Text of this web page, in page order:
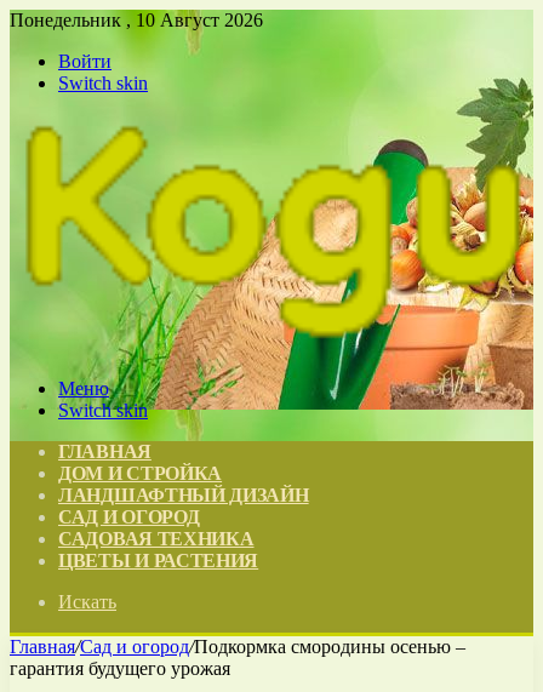
Понедельник , 10 Август 2026
Войти
Switch skin
Меню
Switch skin
ГЛАВНАЯ
ДОМ И СТРОЙКА
ЛАНДШАФТНЫЙ ДИЗАЙН
САД И ОГОРОД
САДОВАЯ ТЕХНИКА
ЦВЕТЫ И РАСТЕНИЯ
Искать
Главная/Сад и огород/Подкормка смородины осенью –
гарантия будущего урожая